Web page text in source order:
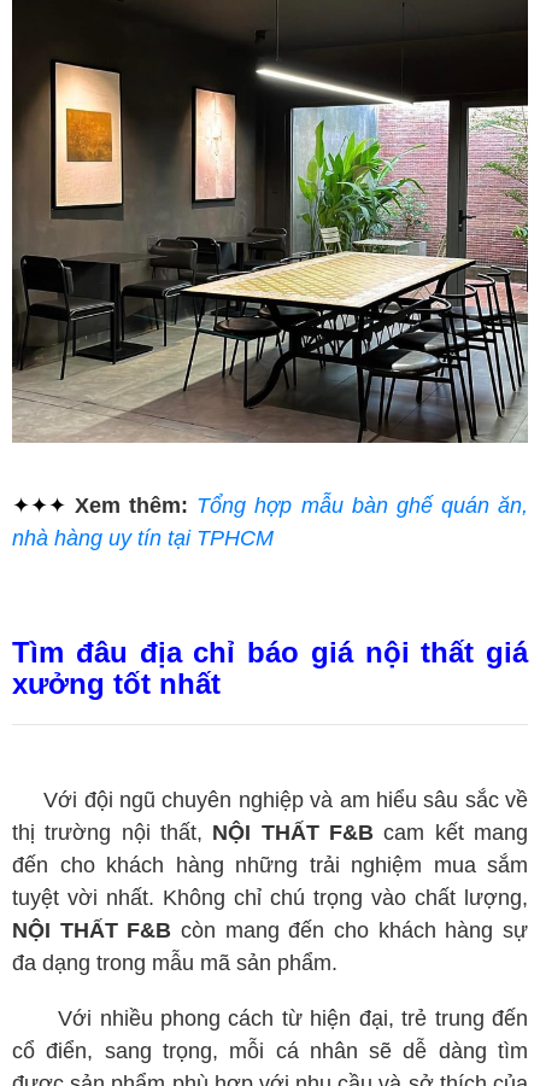
✦✦✦ Xem thêm: Tổng hợp mẫu bàn ghế quán ăn,
nhà hàng uy tín tại TPHCM
Tìm đâu địa chỉ báo giá nội thất giá
xưởng tốt nhất
Với đội ngũ chuyên nghiệp và am hiểu sâu sắc về
thị trường nội thất, NỘI THẤT F&Bcam kết mang
đến cho khách hàng những trải nghiệm mua sắm
tuyệt vời nhất. Không chỉ chú trọng vào chất lượng,
NỘI THẤT F&B còn mang đến cho khách hàng sự
đa dạng trong mẫu mã sản phẩm.
Với nhiều phong cách từ hiện đại, trẻ trung đến
cổ điển, sang trọng, mỗi cá nhân sẽ dễ dàng tìm